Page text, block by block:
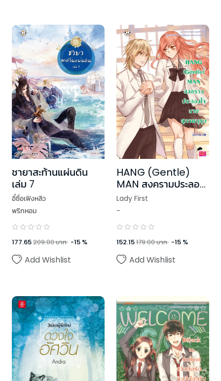
ชายาสะท้านแผ่นดิน
เล่ม 7
อี๋ซื่อเฟิงหลิว
พริกหอม
177.65209.00บาท -15 %
Add Wishlist
HANG (Gentle)
MAN สงครามประลอง
ใจนายสุภาพบุรุษ
Lady First
-
152.15179.00บาท -15 %
Add Wishlist